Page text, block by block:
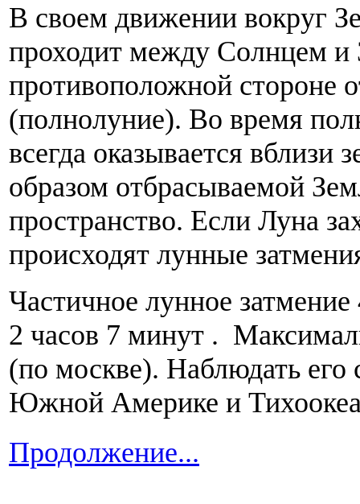
В своем движении вокруг
проходит между Солнцем и
противоположной стороне
(полнолуние). Во время
всегда оказывается вблизи
образом отбрасываемой
пространство. Если Луна
происходят лунные
Частичное лунное
2 часов 7 минут .
(по москве). Наблюдать
Южной Америке и
Продолжение...